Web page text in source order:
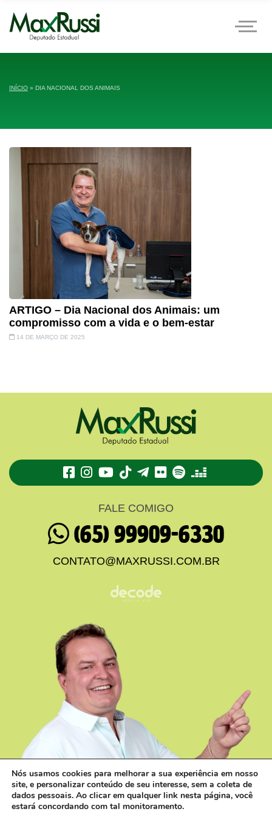
INÍCIO » DIA NACIONAL DOS ANIMAIS
ARTIGO – Dia Nacional dos Animais: um
compromisso com a vida e o bem-estar
14 DE MARÇO DE 2025
TikTokTelegram
FlickrSpotifyDeezer
FALE COMIGO
(65) 99909-6330
CONTATO@MAXRUSSI.COM.BR
Nós usamos cookies para melhorar a sua experiência em nosso
site, e personalizar conteúdo de seu interesse, sem a coleta de
dados pessoais. Ao clicar em qualquer link nesta página, você
estará concordando com tal monitoramento.